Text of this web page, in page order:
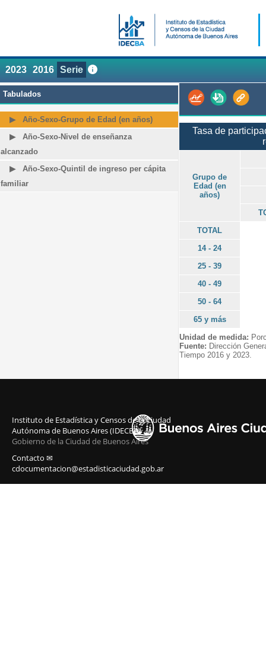
2023 2016 Serie
Tabulados
Año-Sexo-Grupo de Edad (en años)
Año-Sexo-Nivel de enseñanza
alcanzado
Año-Sexo-Quintil de ingreso per cápita
familiar
Tasa de
Grupo de
Edad (en
años)
TOTAL
14 - 24
25 - 39
40 - 49
50 - 64
65 y más
Unidad de medida:
Fuente: Dirección
Tiempo 2016 y 2023.
Instituto de Estadística y Censos de la Ciudad
Autónoma de Buenos Aires (IDECBA)
Gobierno de la Ciudad de Buenos Aires
Contacto ✉
cdocumentacion@estadisticaciudad.gob.ar